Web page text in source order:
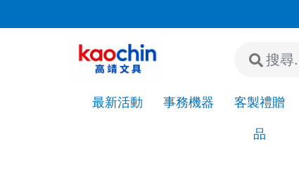
最新活動 事務機器 客製禮贈
品